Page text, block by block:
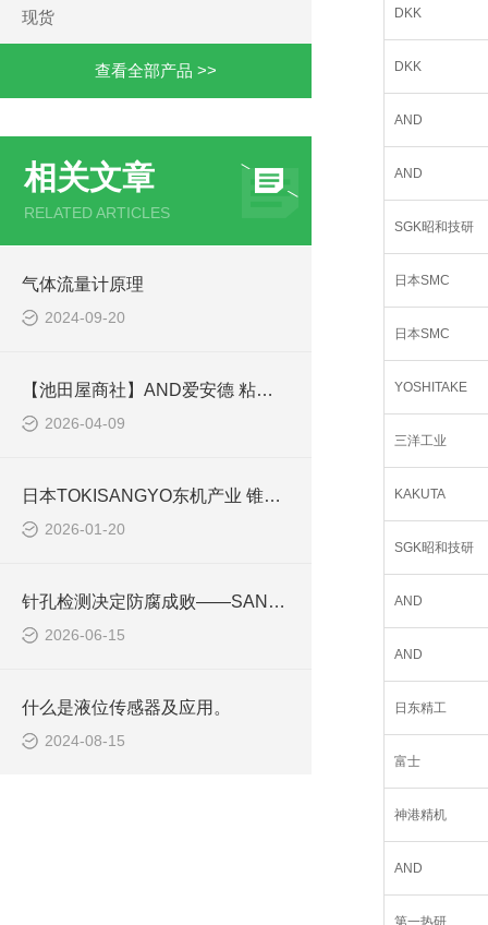
现货
查看全部产品 >>
相关文章
RELATED ARTICLES
气体流量计原理
2024-09-20
【池田屋商社】AND爱安德 粘度计 SV-10 应用场景
2026-04-09
日本TOKISANGYO东机产业 锥板粘度计 TV-150BM-C 解决方案
2026-01-20
针孔检测决定防腐成败——SANKO山高TRC系列针孔测试仪
2026-06-15
什么是液位传感器及应用。
2024-08-15
DKK
DKK
AND
AND
SGK昭和技研
日本SMC
日本SMC
YOSHITAKE
三洋工业
KAKUTA
SGK昭和技研
AND
AND
日东精工
富士
神港精机
AND
第一热研